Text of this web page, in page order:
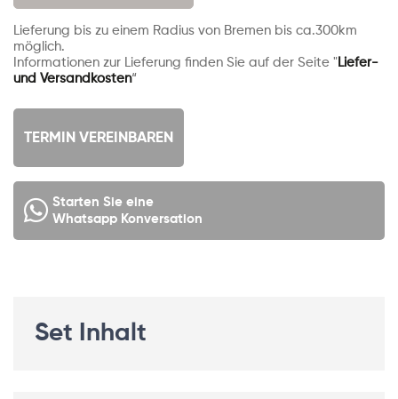
Lieferung bis zu einem Radius von Bremen bis ca.300km
möglich.
Informationen zur Lieferung finden Sie auf der Seite " Liefer-
und Versandkosten“
TERMIN VEREINBAREN
Starten Sie eine
Whatsapp Konversation
Set Inhalt